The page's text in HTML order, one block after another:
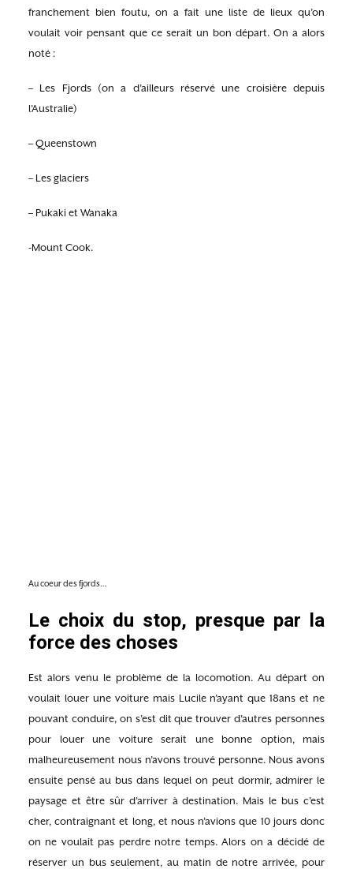
franchement bien foutu, on a fait une liste de lieux qu’on
voulait voir pensant que ce serait un bon départ. On a alors
noté :
– Les Fjords (on a d’ailleurs réservé une croisière depuis
l’Australie)
– Queenstown
– Les glaciers
– Pukaki et Wanaka
-Mount Cook.
Au coeur des fjords…
Le choix du stop, presque par la
force des choses
Est alors venu le problème de la locomotion. Au départ on
voulait louer une voiture mais Lucile n’ayant que 18ans et ne
pouvant conduire, on s’est dit que trouver d’autres personnes
pour louer une voiture serait une bonne option, mais
malheureusement nous n’avons trouvé personne. Nous avons
ensuite pensé au bus dans lequel on peut dormir, admirer le
paysage et être sûr d’arriver à destination. Mais le bus c’est
cher, contraignant et long, et nous n’avions que 10 jours donc
on ne voulait pas perdre notre temps. Alors on a décidé de
réserver un bus seulement, au matin de notre arrivée, pour